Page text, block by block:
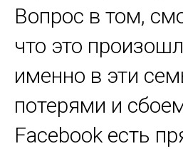
Вопрос в том,
что это
именно в эти
потерями и
Facebook есть